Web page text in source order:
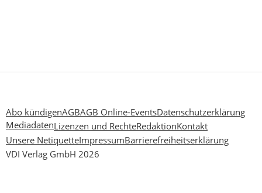
Abo kündigenAGBAGB Online-EventsDatenschutzerklärung
MediadatenLizenzen und RechteRedaktionKontakt
Unsere NetiquetteImpressumBarrierefreiheitserklärung
VDI Verlag GmbH 2026